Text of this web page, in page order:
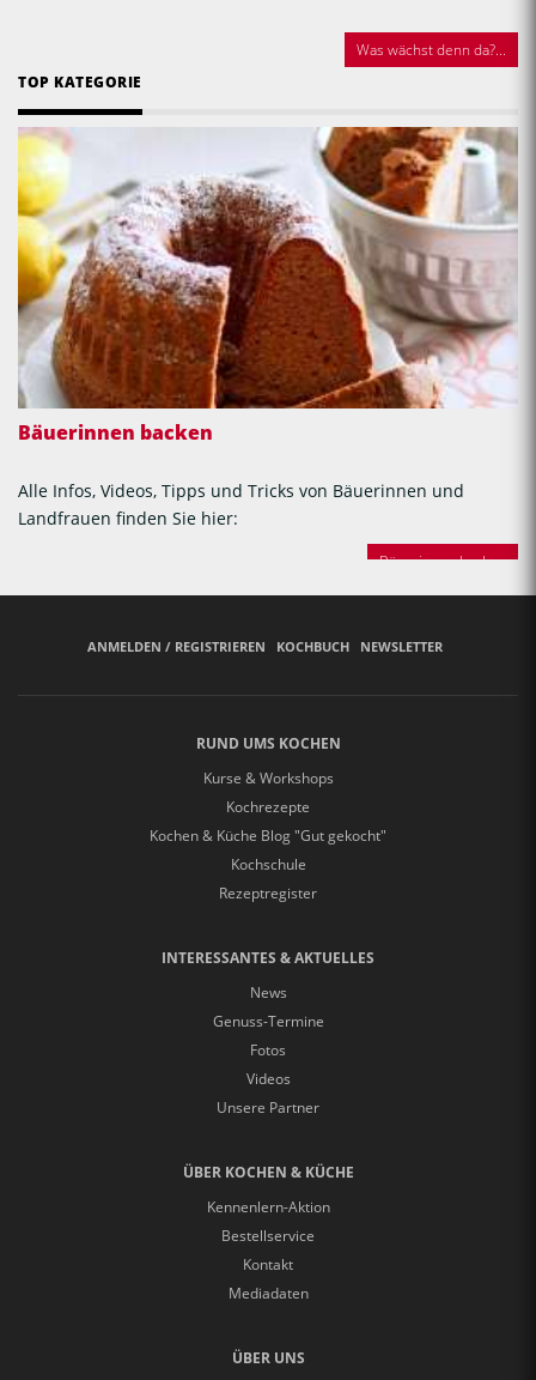
Was wächst denn da?...
TOP KATEGORIE
Bäuerinnen backen
Alle Infos, Videos, Tipps und Tricks von Bäuerinnen und
Landfrauen finden Sie hier:
Bäuerinnen backen
ANMELDEN / REGISTRIEREN KOCHBUCH NEWSLETTER
RUND UMS KOCHEN
Kurse & Workshops
Kochrezepte
Kochen & Küche Blog "Gut gekocht"
Kochschule
Rezeptregister
INTERESSANTES & AKTUELLES
News
Genuss-Termine
Fotos
Videos
Unsere Partner
ÜBER KOCHEN & KÜCHE
Kennenlern-Aktion
Bestellservice
Kontakt
Mediadaten
ÜBER UNS